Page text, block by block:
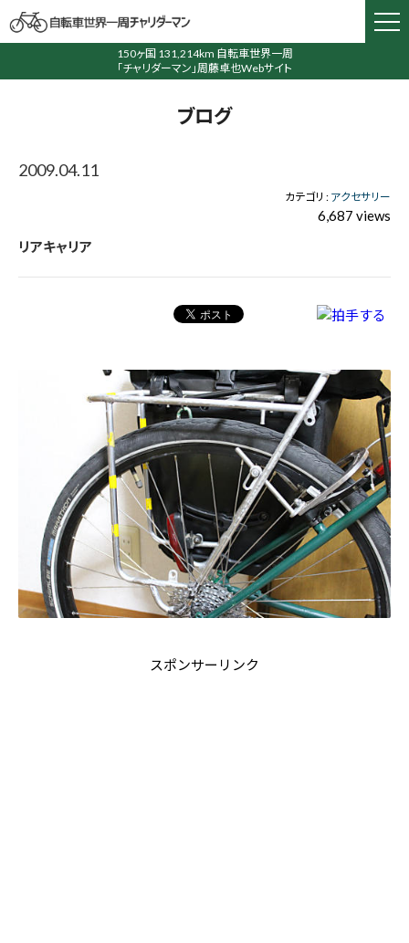
150ヶ国 131,214km 自転車世界一周
「チャリダーマン」周藤卓也Webサイト
ブログ
2009.04.11
カテゴリ : アクセサリー
6,687 views
リアキャリア
スポンサーリンク